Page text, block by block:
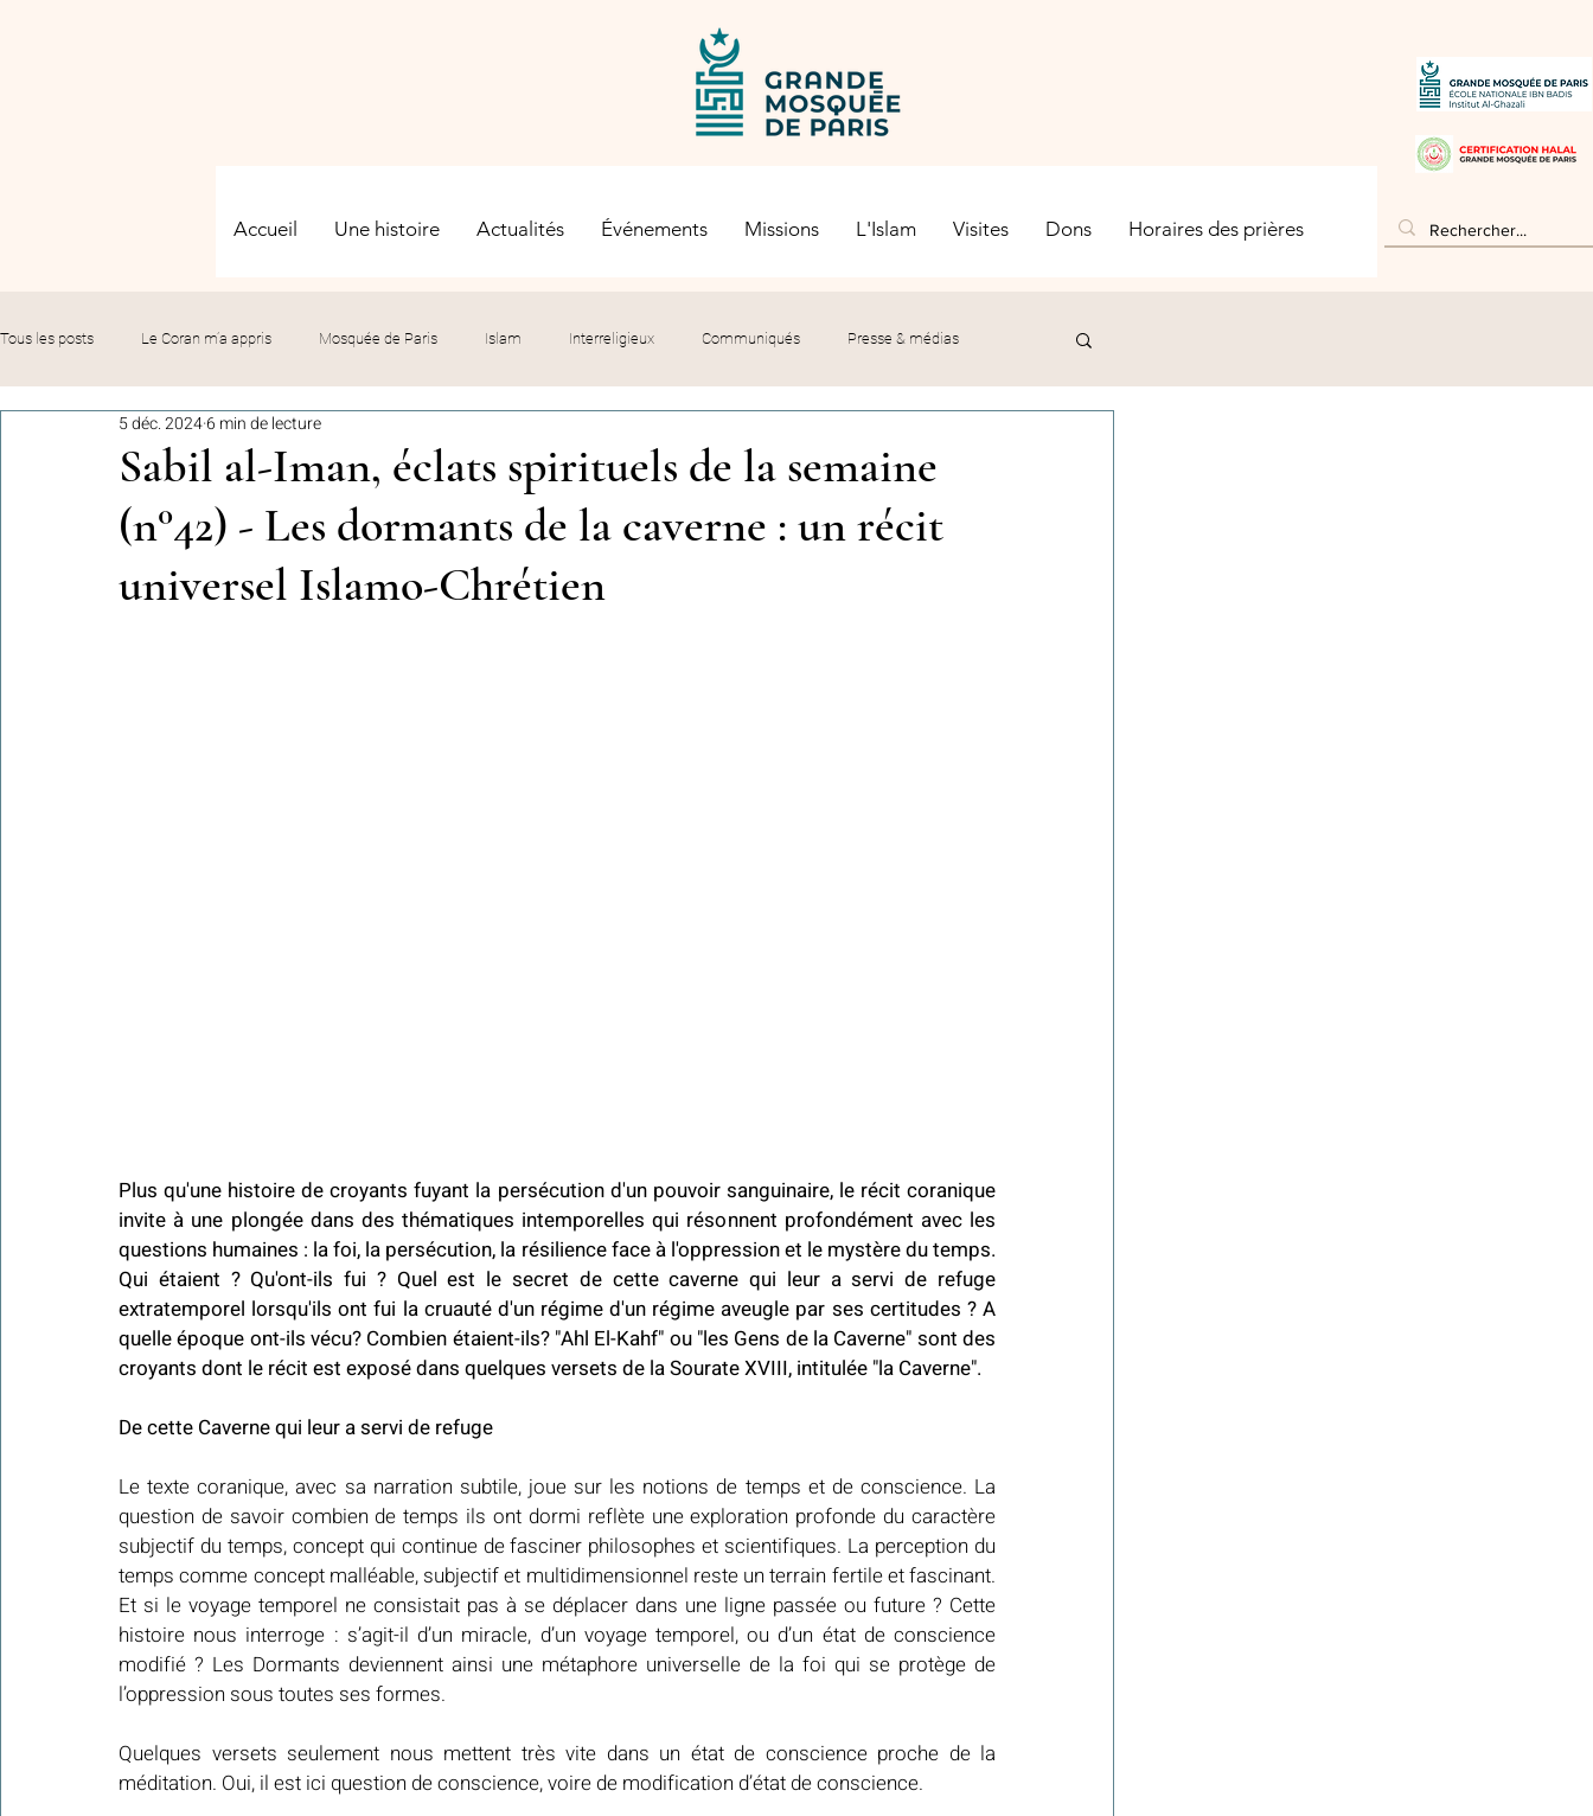
Accueil Une histoire Actualités Événements Missions L'Islam Visites Dons Horaires des prières
Tous les posts Le Coran m’a appris Mosquée de Paris Islam Interreligieux Communiqués Presse & médias
Evénements Solidarité Formation
commémorations Hommage Fédération GMP Le billet du Recteur Histoire Contexte politique
Sabil al-Iman, éclats spirituels de la semaine
(n°42) - Les dormants de la caverne : un récit
universel Islamo-Chrétien
5 déc. 20246 min de lecture
Plus qu'une histoire de croyants fuyant la persécution d'un pouvoir sanguinaire, le récit coranique
invite à une plongée dans des thématiques intemporelles qui résonnent profondément avec les
questions humaines : la foi, la persécution, la résilience face à l'oppression et le mystère du temps.
Qui étaient ? Qu'ont-ils fui ? Quel est le secret de cette caverne qui leur a servi de refuge
extratemporel lorsqu'ils ont fui la cruauté d'un régime d'un régime aveugle par ses certitudes ? A
quelle époque ont-ils vécu? Combien étaient-ils? "Ahl El-Kahf" ou "les Gens de la Caverne" sont des
croyants dont le récit est exposé dans quelques versets de la Sourate XVIII, intitulée "la Caverne".
De cette Caverne qui leur a servi de refuge
Le texte coranique, avec sa narration subtile, joue sur les notions de temps et de conscience. La
question de savoir combien de temps ils ont dormi reflète une exploration profonde du caractère
subjectif du temps, concept qui continue de fasciner philosophes et scientifiques. La perception du
temps comme concept malléable, subjectif et multidimensionnel reste un terrain fertile et fascinant.
Et si le voyage temporel ne consistait pas à se déplacer dans une ligne passée ou future ? Cette
histoire nous interroge : s’agit-il d’un miracle, d’un voyage temporel, ou d’un état de conscience
modifié ? Les Dormants deviennent ainsi une métaphore universelle de la foi qui se protège de
l’oppression sous toutes ses formes.
Quelques versets seulement nous mettent très vite dans un état de conscience proche de la
méditation. Oui, il est ici question de conscience, voire de modification d’état de conscience.